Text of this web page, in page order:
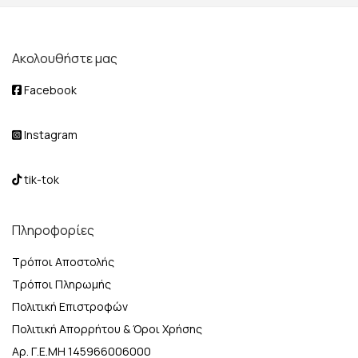
Ακολουθήστε μας
Facebook
Instagram
tik-tok
Πληροφορίες
Τρόποι Αποστολής
Τρόποι Πληρωμής
Πολιτική Επιστροφών
Πολιτική Απορρήτου & Όροι Χρήσης
Αρ. Γ.Ε.ΜΗ 145966006000